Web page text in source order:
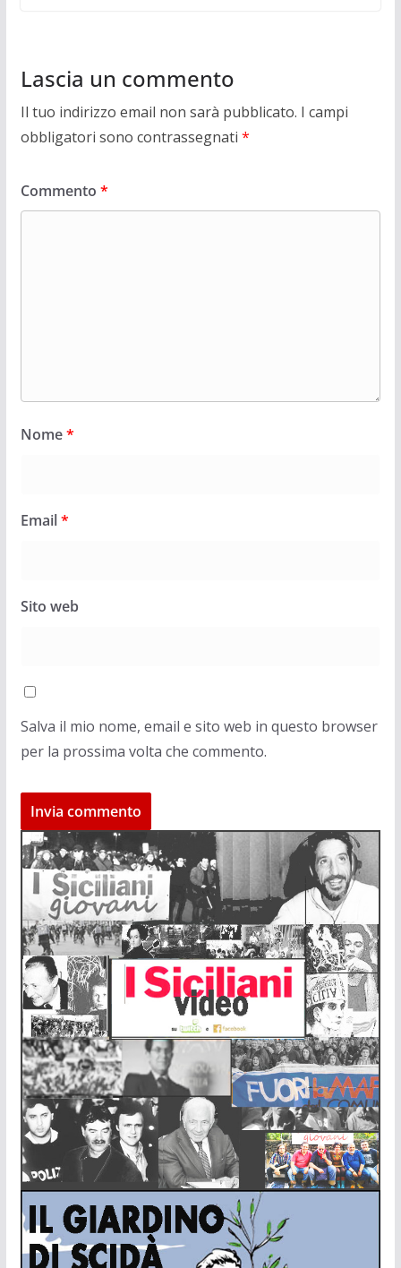
Lascia un commento
Il tuo indirizzo email non sarà pubblicato. I campi
obbligatori sono contrassegnati *
Commento *
Nome*
Email*
Sito web
Salva il mio nome, email e sito web in questo browser
per la prossima volta che commento.